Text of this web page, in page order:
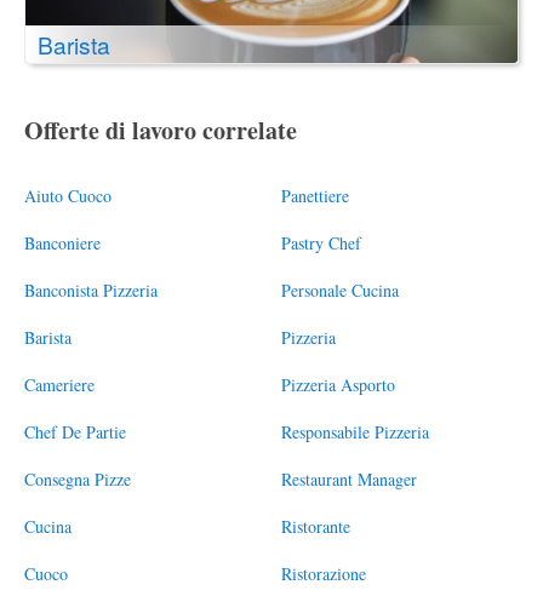
Barista
Offerte di lavoro correlate
Aiuto Cuoco
Banconiere
Banconista Pizzeria
Barista
Cameriere
Chef De Partie
Consegna Pizze
Cucina
Cuoco
Panettiere
Pastry Chef
Personale Cucina
Pizzeria
Pizzeria Asporto
Responsabile Pizzeria
Restaurant Manager
Ristorante
Ristorazione